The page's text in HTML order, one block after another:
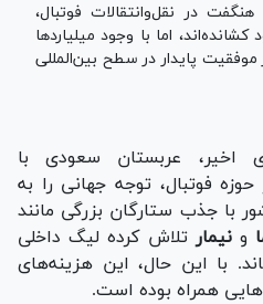
در نقل‌وانتقالات فوتبال،
اما با وجود میلیارد‌ها
موفقیت پایدار در سطح بین‌المللی
اخیر، عربستان سعودی با
فوتبال، توجه جهانی را به
با جذب ستارگان بزرگی مانند
ونیمار تلاش کرده لیگ داخلی
با این حال، این هزینه‌های
همراه بوده است.